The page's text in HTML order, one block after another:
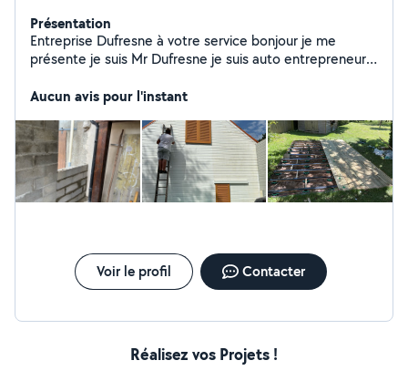
Présentation
Entreprise Dufresne à votre service bonjour je me
présente je suis Mr Dufresne je suis auto entrepreneur
nettoyage courant mon but satisfaire mes clients
assurer
Aucun avis pour l'instant
Voir le profil Contacter
Réalisez vos Projets !